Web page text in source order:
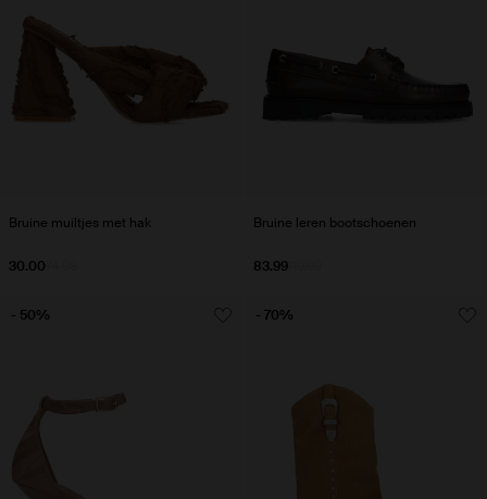
Bruine muiltjes met hak
30.00
Bruine leren bootschoenen
83.99
- 50% - 70%